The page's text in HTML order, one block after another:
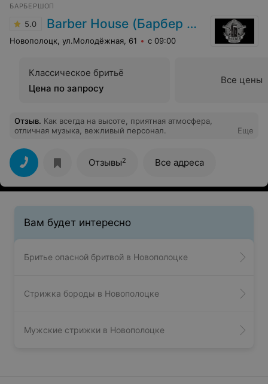
БАРБЕРШОП
5.0 Barber House (Барбер Хаус)
Новополоцк, ул.Молодёжная, 61 с 09:00
Классическое бритьё
Цена по запросу
Все цены
Отзыв. Как всегда на высоте, приятная атмосфера,
отличная музыка, вежливый персонал.
Еще
Отзывы2 Все адреса
Вам будет интересно
Бритье опасной бритвой в Новополоцке
Стрижка бороды в Новополоцке
Мужские стрижки в Новополоцке